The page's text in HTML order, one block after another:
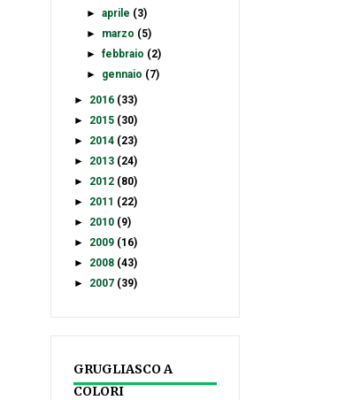
►aprile (3)
► marzo (5)
►febbraio (2)
► gennaio (7)
► 2016 (33)
► 2015 (30)
► 2014 (23)
► 2013 (24)
► 2012 (80)
► 2011 (22)
► 2010 (9)
► 2009 (16)
► 2008 (43)
► 2007 (39)
GRUGLIASCO A
COLORI